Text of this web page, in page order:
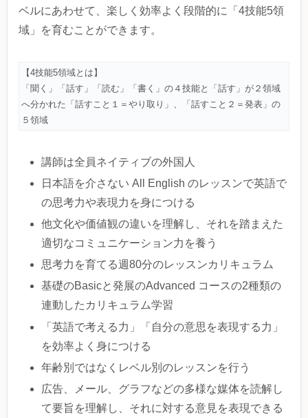
ベルにあわせて、楽しく効率よく段階的に「4技能5領
域」を育むことができます。
【4技能5領域とは】
「聞く」「話す」「読む」「書く」の４技能と「話す」が２領域
へ分かれた「話すこと１＝やり取り」、「話すこと２＝発表」の
５領域
講師は全員ネイティブの外国人
日本語を介さない All English のレッスンで英語で
の思考力や表現力を身につける
他文化や価値観の違いを理解し、それを踏まえた
適切なコミュニケーション力を養う
思考力を育てる週80分のレッスンカリキュラム
基礎のBasicと発展のAdvanced コースの2種類の
連動したカリキュラム学習
「英語で考える力」「自分の意思を表現する力」
を効率よく身につける
年齢別ではなくレベル別のレッスンを行う
広告、メール、グラフなどの多様な媒体を読解し
て要旨を理解し、それに対する意見を表現できる